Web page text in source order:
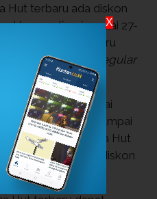
Hut terbaru ada diskon
khususdine inmulai 27-
Pizza Hut terbaru
cheesy bite regular
berlaku mulai
Nah, jangan sampai
di promo Pizza Hut
2023 dengan diskon
X